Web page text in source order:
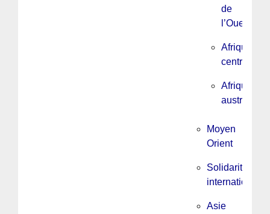
de
l’Ouest
Afrique
centrale
Afrique
australe
Moyen
Orient
Solidarité
internationale
Asie